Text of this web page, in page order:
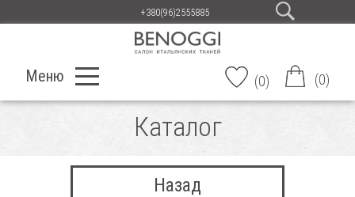
+380(96)2555885
Меню (0) (0)
Каталог
Назад